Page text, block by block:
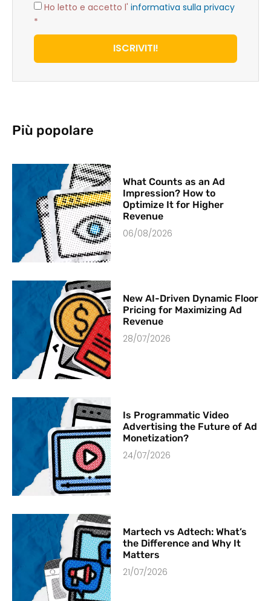
Ho letto e accetto l' informativa sulla privacy
*
ISCRIVITI!
Più popolare
What Counts as an Ad
Impression? How to
Optimize It for Higher
Revenue
06/08/2026
New AI-Driven Dynamic Floor
Pricing for Maximizing Ad
Revenue
28/07/2026
Is Programmatic Video
Advertising the Future of Ad
Monetization?
24/07/2026
Martech vs Adtech: What’s
the Difference and Why It
Matters
21/07/2026